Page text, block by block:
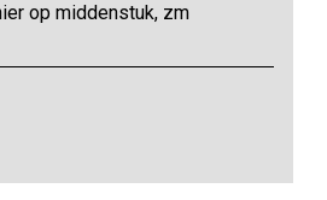
op middenstuk, zm